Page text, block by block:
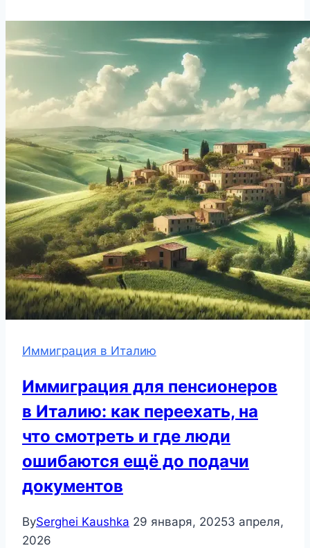
Иммиграция в Италию
Иммиграция для пенсионеров
в Италию: как переехать, на
что смотреть и где люди
ошибаются ещё до подачи
документов
BySerghei Kaushka 29 января, 20253 апреля,
2026